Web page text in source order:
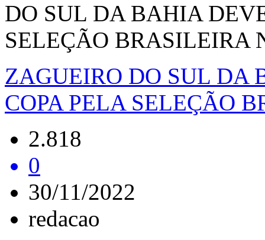
DO SUL DA BAHIA
SELEÇÃO BRASILEIRA
ZAGUEIRO DO SUL DA
COPA PELA SELEÇÃO
2.818
0
30/11/2022
redacao